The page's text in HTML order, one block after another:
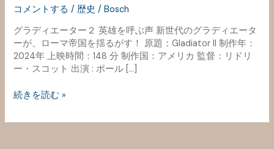
コメントする /歴史 /Bosch
グラディエーター２ 英雄を呼ぶ声 新世代のグラディエータ
ーが、ローマ帝国を揺るがす！ 原題：Gladiator II 制作年：
2024年 上映時間：148 分 制作国：アメリカ 監督：リドリ
ー・スコット 出演 : ポール […]
続きを読む »